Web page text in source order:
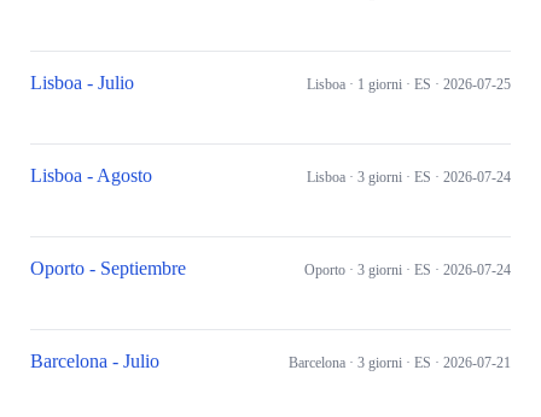
Lisboa - Julio Lisboa · 1 giorni · ES · 2026-07-25
Lisboa - Agosto Lisboa · 3 giorni · ES · 2026-07-24
Oporto - Septiembre Oporto · 3 giorni · ES · 2026-07-24
Barcelona - Julio Barcelona · 3 giorni · ES · 2026-07-21